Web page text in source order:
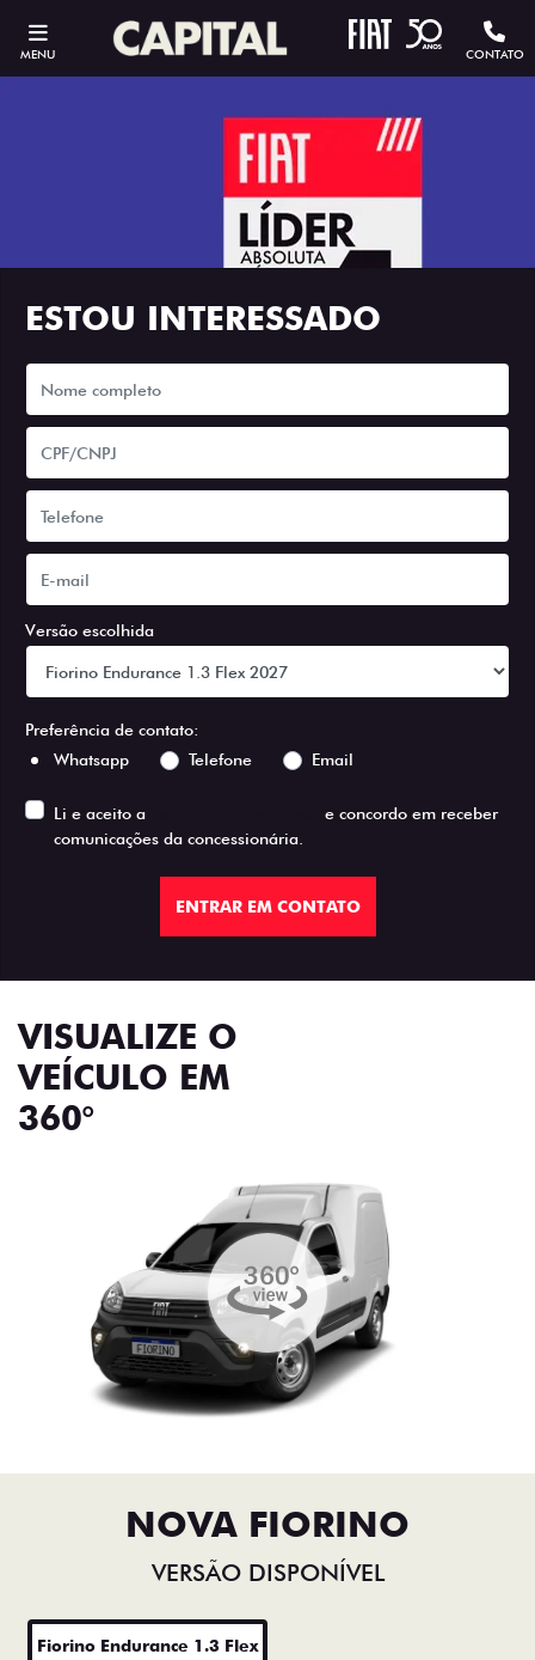
MENU CONTATO
ESTOU INTERESSADO
Versão escolhida
Preferência de contato:
Whatsapp
Telefone Email
Li e aceito a
e concordo em receber
comunicações da concessionária.
ENTRAR EM CONTATO
VISUALIZE O
VEÍCULO EM
360°
NOVA FIORINO
VERSÃO DISPONÍVEL
Fiorino Endurance 1.3 Flex